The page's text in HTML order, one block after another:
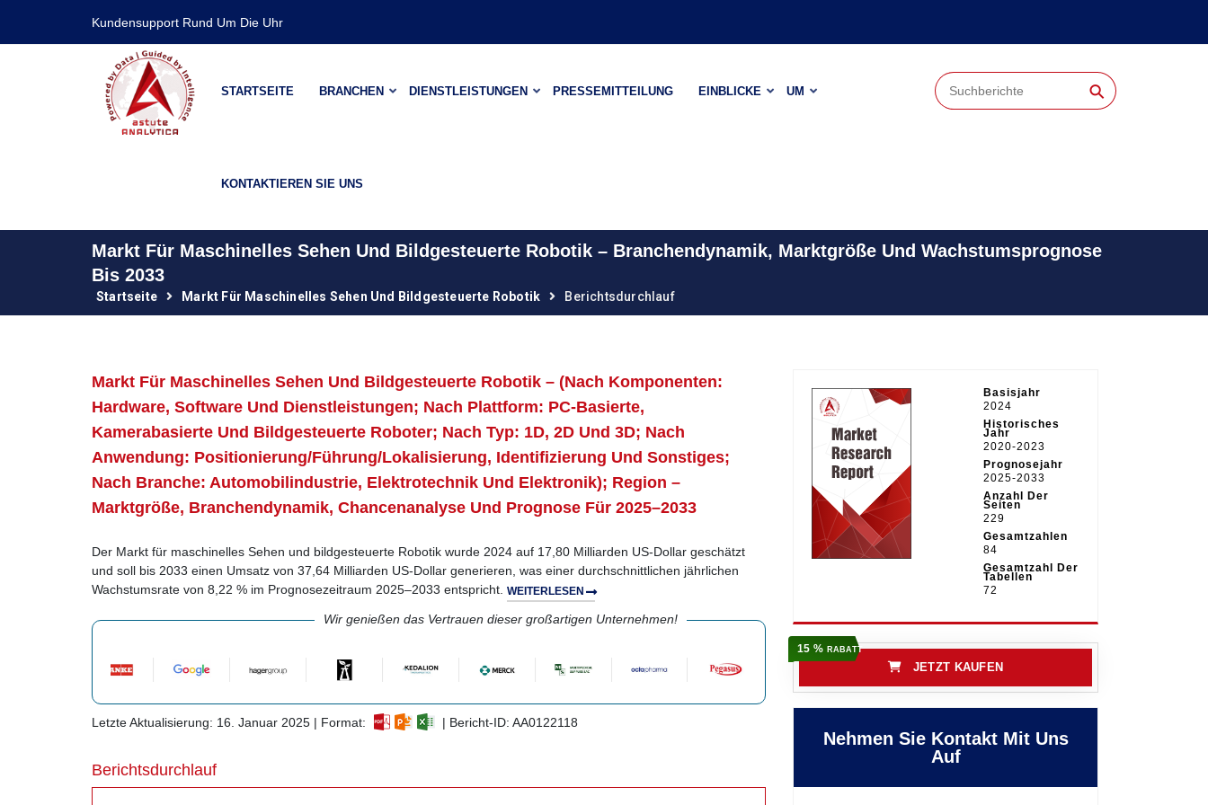
Kundensupport Rund Um Die Uhr
STARTSEITE BRANCHEN DIENSTLEISTUNGEN PRESSEMITTEILUNG EINBLICKE UM
KONTAKTIEREN SIE UNS
⚲
Markt Für Maschinelles Sehen Und Bildgesteuerte Robotik – Branchendynamik, Marktgröße Und Wachstumsprognose
Bis 2033
Startseite Markt Für Maschinelles Sehen Und Bildgesteuerte Robotik Berichtsdurchlauf
Markt Für Maschinelles Sehen Und Bildgesteuerte Robotik – (Nach Komponenten:
Hardware, Software Und Dienstleistungen; Nach Plattform: PC-Basierte,
Kamerabasierte Und Bildgesteuerte Roboter; Nach Typ: 1D, 2D Und 3D; Nach
Anwendung: Positionierung/Führung/Lokalisierung, Identifizierung Und Sonstiges;
Nach Branche: Automobilindustrie, Elektrotechnik Und Elektronik); Region –
Marktgröße, Branchendynamik, Chancenanalyse Und Prognose Für 2025–2033
Der Markt für maschinelles Sehen und bildgesteuerte Robotik wurde 2024 auf 17,80 Milliarden US-Dollar geschätzt
und soll bis 2033 einen Umsatz von 37,64 Milliarden US-Dollar generieren, was einer durchschnittlichen jährlichen
Wachstumsrate von 8,22 % im Prognosezeitraum 2025–2033 entspricht. WEITERLESEN
Wir genießen das Vertrauen dieser großartigen Unternehmen!
Letzte Aktualisierung: 16. Januar 2025 | Format: | Bericht-ID: AA0122118
Berichtsdurchlauf
Basisjahr
2024
Historisches
Jahr
2020-2023
Prognosejahr
2025-2033
Anzahl Der
Seiten
229
Gesamtzahlen
84
Gesamtzahl Der
Tabellen
72
15 % RABATT
JETZT KAUFEN
Nehmen Sie Kontakt Mit Uns
Auf